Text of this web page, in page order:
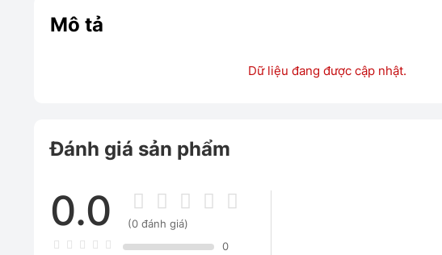
Mô tả
Dữ liệu đang được cập nhật.
Đánh giá sản phẩm
0.0
(0 đánh giá)
0